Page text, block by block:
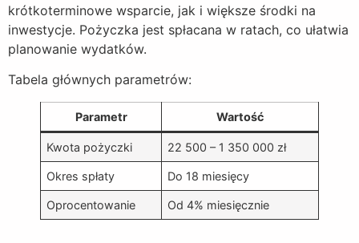
krótkoterminowe wsparcie, jak i większe środki na
inwestycje. Pożyczka jest spłacana w ratach, co ułatwia
planowanie wydatków.
Tabela głównych parametrów:
Parametr Wartość
Kwota pożyczki 22 500 – 1 350 000 zł
Okres spłaty Do 18 miesięcy
Oprocentowanie Od 4% miesięcznie